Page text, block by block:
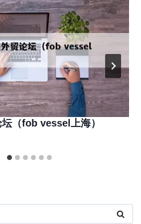
（fob vessel上海）